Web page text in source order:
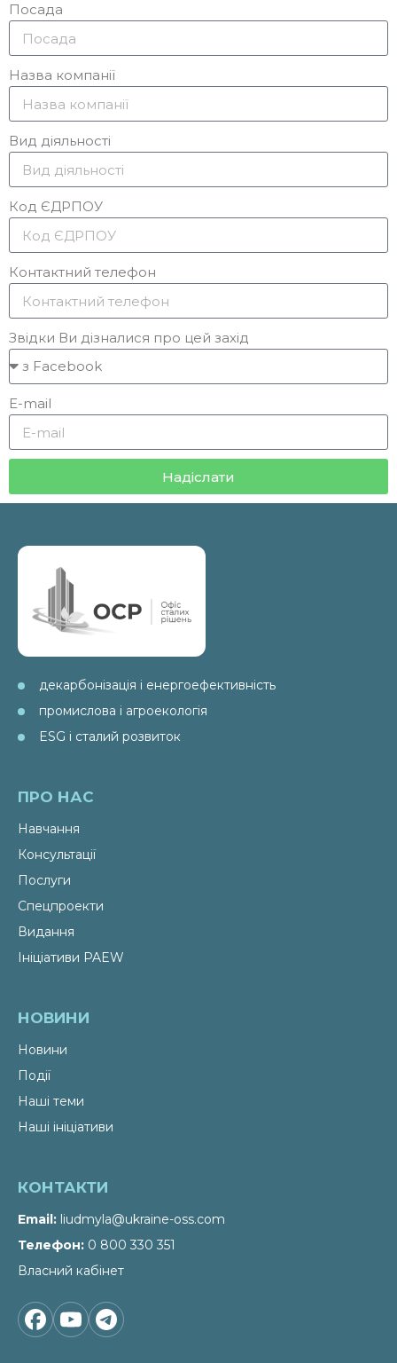
Посада
Назва компанії
Вид діяльності
Код ЄДРПОУ
Контактний телефон
Звідки Ви дізналися про цей захід
E-mail
Надіслати
декарбонізація і енергоефективність
промислова і агроекологія
ESG і сталий розвиток
ПРО НАС
Навчання
Консультації
Послуги
Спецпроекти
Видання
Ініціативи PAEW
НОВИНИ
Новини
Події
Наші теми
Наші ініціативи
КОНТАКТИ
Email liudmyla@ukraine-oss.com
Телефон 0 800 330 351
Власний кабінет